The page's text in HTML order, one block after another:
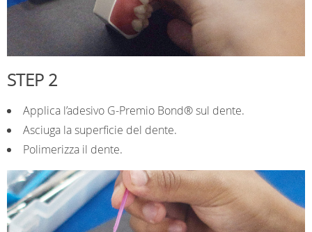
STEP 2
Applica l’adesivo G-Premio Bond® sul dente.
Asciuga la superficie del dente.
Polimerizza il dente.